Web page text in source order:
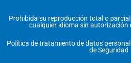
Prohibida su reproducción total o
cualquier idioma sin autorización
Política de tratamiento de datos
de Seguridad